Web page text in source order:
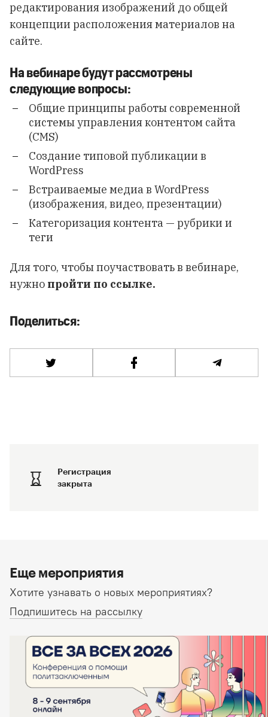
Регистрация
закрыта
редактирования изображений до общей
концепции расположения материалов на
сайте.
На вебинаре будут рассмотрены
следующие вопросы:
Общие принципы работы современной
системы управления контентом сайта
(CMS)
Создание типовой публикации в
WordPress
Встраиваемые медиа в WordPress
(изображения, видео, презентации)
Категоризация контента — рубрики и
теги
Для того, чтобы поучаствовать в вебинаре,
нужно пройти по ссылке.
Поделиться:
Еще мероприятия
Хотите узнавать о новых мероприятиях?
Подпишитесь на рассылку